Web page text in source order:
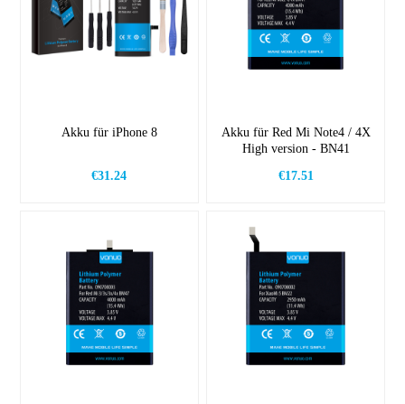
Akku für iPhone 8
€31.24
Akku für Red Mi Note4 / 4X
High version - BN41
€17.51